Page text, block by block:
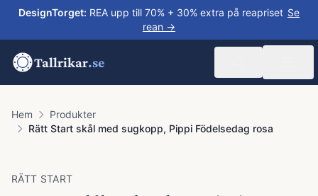
DesignTorget: REA upp till 70% + 30% extra på reapriset Se
rean →
Tallrikar.se
Hem
Produkter
Rätt Start skål med sugkopp, Pippi Födelsedag rosa
RÄTT START